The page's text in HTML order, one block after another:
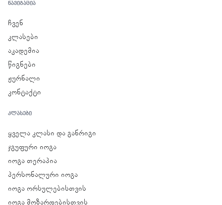
ᲜᲐᲕᲘᲒᲐᲪᲘᲐ
ჩვენ
კლასები
აკადემია
წიგნები
ჟურნალი
კონტაქტი
ᲙᲚᲐᲡᲔᲑᲘ
ყველა კლასი და განრიგი
ჯგუფური იოგა
იოგა თერაპია
პერსონალური იოგა
იოგა ორსულებისთვის
იოგა მოზარდებისთვის